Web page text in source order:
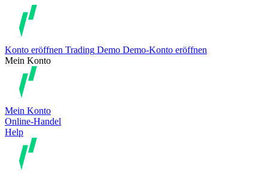
Konto eröffnen Trading Demo Demo-Konto eröffnen
Mein Konto
Mein Konto
Online-Handel
Help